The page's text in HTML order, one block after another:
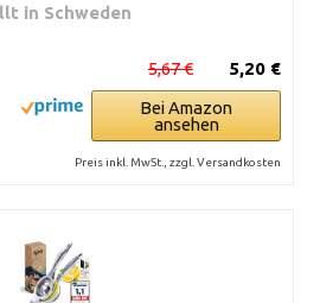
in Schweden
5,20 €
5,67 €
Bei Amazon
ansehen
Preis inkl. MwSt., zzgl. Versandkosten